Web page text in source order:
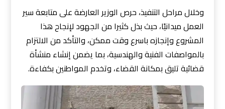
وخلال مراحل التنفيذ، حرص الوزير العارضة على متابعة سير
العمل ميدانيًا، حيث بذل كثيرا من الجهود لإنجاح هذا
المشروع وإنجازه باسرع وقت ممكن، والتأكد من الالتزام
بالمواصفات الفنية والهندسية، بما يضمن إنشاء منشأة
قضائية تليق بمكانة القضاء، وتخدم المواطنين بكفاءة.